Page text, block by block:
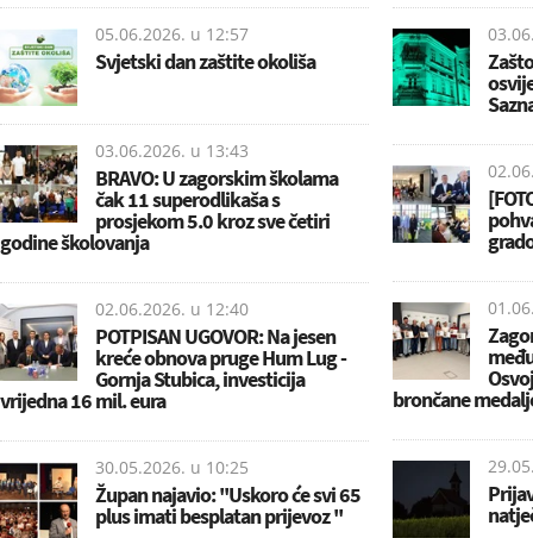
05.06.2026. u 12:57
Svjetski dan zaštite okoliša
03.06.2026. u 13:43
BRAVO: U zagorskim školama
čak 11 superodlikaša s
prosjekom 5.0 kroz sve četiri
godine školovanja
02.06.2026. u 12:40
POTPISAN UGOVOR: Na jesen
kreće obnova pruge Hum Lug -
Gornja Stubica, investicija
vrijedna 16 mil. eura
30.05.2026. u 10:25
Župan najavio: ''Uskoro će svi 65
plus imati besplatan prijevoz ''
brončane